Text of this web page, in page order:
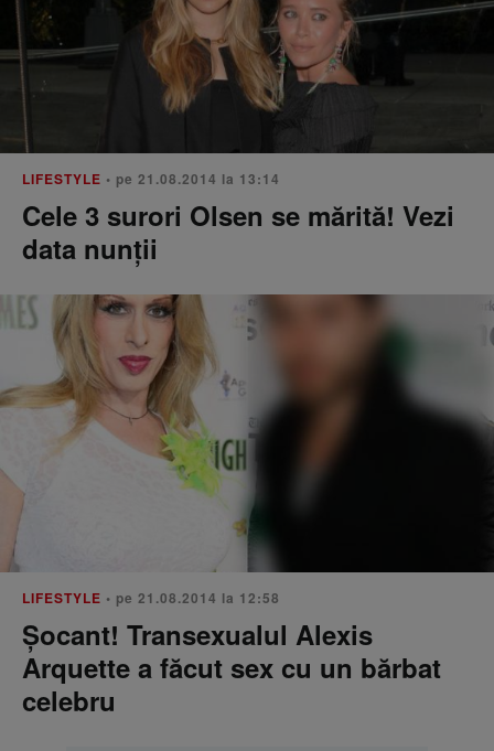
LIFESTYLE • pe 21.08.2014 la 13:14
Cele 3 surori Olsen se mărită! Vezi
data nunții
LIFESTYLE • pe 21.08.2014 la 12:58
Șocant! Transexualul Alexis
Arquette a făcut sex cu un bărbat
celebru